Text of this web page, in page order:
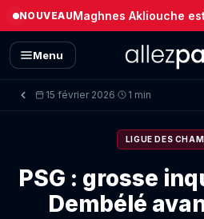
NOUVEAU
Menu
15 février 2026· 1 min
LIGUE DES
PSG : grosse
Dembélé